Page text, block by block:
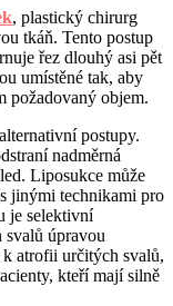
, plastický chirurg
tkáň. Tento postup
řez dlouhý asi pět
umístěné tak, aby
požadovaný objem.
postupy.
nadměrná
Liposukce může
jinými technikami pro
je selektivní
úpravou
k atrofii určitých svalů,
kteří mají silně